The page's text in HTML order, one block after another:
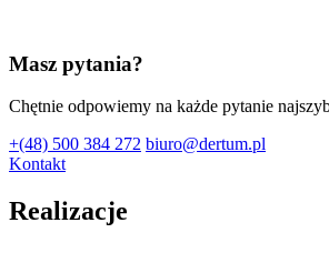
Masz pytania?
Chętnie odpowiemy na każde pytanie
+(48) 500 384 272 biuro@dertum.pl
Kontakt
Realizacje